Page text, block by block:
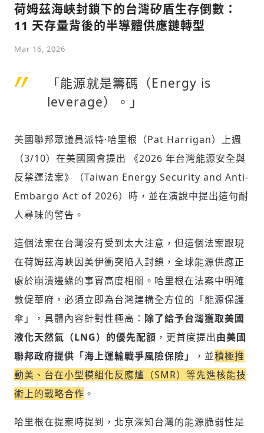
荷姆茲海峽封鎖下的台灣矽盾生存倒數：
11 天存量背後的半導體供應鏈轉型
Mar 16, 2026
「能源就是籌碼（Energy is
leverage）。」
美國聯邦眾議員派特·哈里根（Pat Harrigan）上週
（3/10）在美國國會提出 《2026 年台灣能源安全與
反禁運法案》（Taiwan Energy Security and Anti-
Embargo Act of 2026）時，並在演說中提出這句耐
人尋味的警告。
這個法案在台灣沒有受到太大注意，但這個法案跟現
在荷姆茲海峽因美伊衝突陷入封鎖，全球能源供應正
處於崩潰邊緣的事實高度相關。哈里根在法案中明確
敦促華府，必須立即為台灣建構全方位的「能源保護
傘」，具體內容針對性極高： 除了給予台灣獲取美國
液化天然氣（LNG）的優先配額 ，更首度提出由美國
聯邦政府提供「海上運輸戰爭風險保險」
，並積極推
動美、台在小型模組化反應爐（SMR）等先進核能技
術上的戰略合作 。
哈里根在提案時提到，北京深知台灣的能源脆弱性是